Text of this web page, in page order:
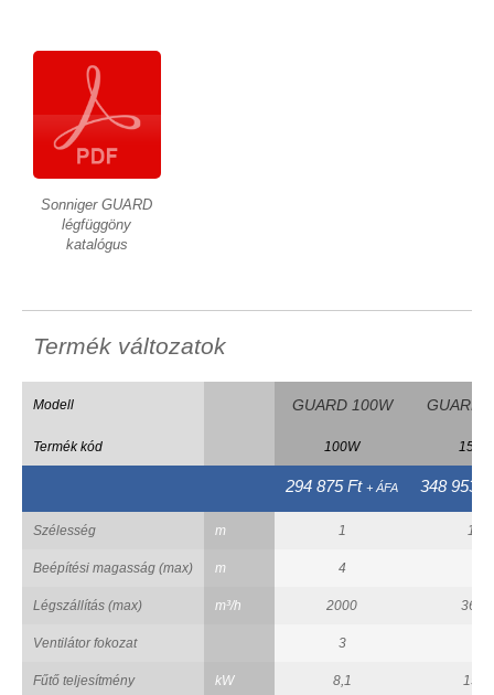
Sonniger GUARD
légfüggöny
katalógus
Termék változatok
Modell GUARD 100W GUARD
Termék kód 100W 150W
294 875 Ft + ÁFA 348 953
Szélesség m 1 1,5
Beépítési magasság (max) m 4
Légszállítás (max) m³/h 2000 3600
Ventilátor fokozat 3
Fűtő teljesítmény kW 8,1 15,9